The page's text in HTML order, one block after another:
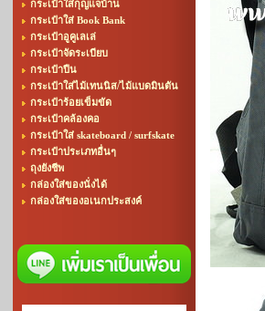
กระเป๋าใส่กุญแจบ้าน
กระเป๋าใส่ Book Bank
กระเป๋าอูคูเลเล่
กระเป๋าจัดระเบียบ
กระเป๋าปืน
กระเป๋าใส่ไม้เทนนิส/ไม้แบดมินตัน
กระเป๋าร้อยเข็มขัด
กระเป๋าคล้องคอ
กระเป๋าใส่ skateboard / surfskate
กระเป๋าประเภทอื่นๆ
ถุงยังชีพ
กล่องใส่ของนั่งได้
กล่องใส่ของอเนกประสงค์